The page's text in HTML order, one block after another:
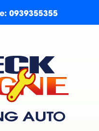
0939355355